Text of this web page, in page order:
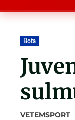
Bota
VETEMSPORT